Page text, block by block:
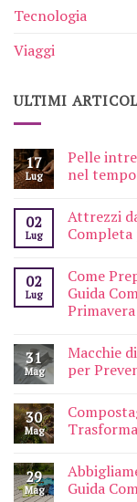
Tecnologia
Viaggi
ULTIMI
17
Lug
Pelle
nel tempo
02
Lug
Attrezzi
02
Lug
Come
Guida
Primavera
31
Mag
Macchie
per
30
Mag
29
Mag
Guida